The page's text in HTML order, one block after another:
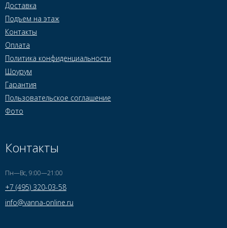
Доставка
Подъем на этаж
Контакты
Оплата
Политика конфиденциальности
Шоурум
Гарантия
Пользовательское соглашение
Фото
Контакты
Пн—Вс, 9:00—21:00
+7 (495) 320-03-58
info@vanna-online.ru